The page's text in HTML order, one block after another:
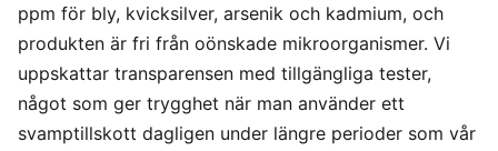
ppm för bly, kvicksilver, arsenik och kadmium, och
produkten är fri från oönskade mikroorganismer. Vi
uppskattar transparensen med tillgängliga tester,
något som ger trygghet när man använder ett
svamptillskott dagligen under längre perioder som vår